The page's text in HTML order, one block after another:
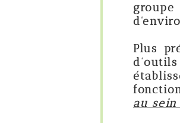
groupe
environnement
Plus précisément,
d’outils en ligne
établissement
fonctionnalitéspour
au sein d’un